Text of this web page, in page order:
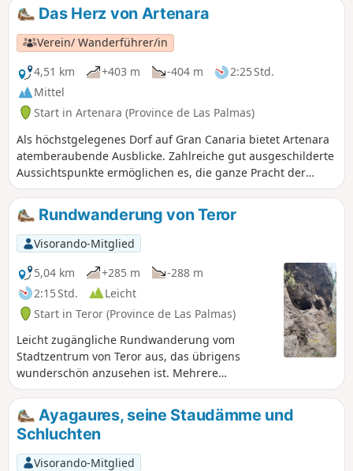
Das Herz von Artenara
Verein/ Wanderführer/in
4,51 km
+403 m -404 m
2:25 Std.
Mittel
Start in Artenara (Province de Las Palmas)
Als höchstgelegenes Dorf auf Gran Canaria bietet Artenara
atemberaubende Ausblicke. Zahlreiche gut ausgeschilderte
Aussichtspunkte ermöglichen es, die ganze Pracht der
Landschaft zu genießen. Artenara ist auch für seine Höhlen
bekannt, die Einblicke in eine sehr alte Vergangenheit
gewähren; einige dieser Höhlen wurden zu Gästezimmern
umgebaut. Unbedingt sehenswert.
Rundwanderung von Teror
Visorando-Mitglied
5,04 km
+285 m
-288 m
2:15 Std.
Leicht
Start in Teror (Province de Las Palmas)
Leicht zugängliche Rundwanderung vom
Stadtzentrum von Teror aus, das übrigens
wunderschön anzusehen ist. Mehrere
Aussichtspunkte auf die Bergdörfer (darunter
Teror), auf den Ozean und vorbei an
Höhlenwohnungen. Ein kleiner Tipp: Vorsicht
vor den Dornen, wenn Sie sich entschließen, die
Kaktusfeigen zu probieren!
Ayagaures, seine Staudämme und
Schluchten
Visorando-Mitglied